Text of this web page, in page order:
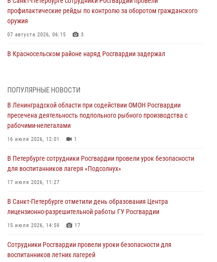
профилактические рейды по контролю за оборотом гражданского
оружия
07 августа 2026, 06:15 3
В Красносельском районе наряд Росгвардии задержал
06 августа 2026, 13:39 1
В Центральном районе росгвардейцы оперативно задержали
хулигана, стрелявшего из пускового устройства рядом с жилыми
домами
06 августа 2026, 11:36
Сотрудники и военнослужащие Росгвардии обеспечили
правопорядок при проведении матча "Зенит" - "Балтика"
06 августа 2026, 07:30
В Выборгском районе наряд Росгвардии обнаружил
разыскиваемый преступный автотранспорт
05 августа 2026, 12:25 2
Петербургские росгвардейцы обнаружили объявленный в розыск
автомобиль, ранее использовавшийся при совершении кражи в
ПОПУЛЯРНЫЕ НОВОСТИ
В Ленинградской области при содействии ОМОН Росгвардии
пресечена деятельность подпольного рыбного производства с
рабочими-нелегалами
16 июля 2026, 12:01 1
В Петербурге сотрудники Росгвардии провели урок безопасности
для воспитанников лагеря «Подсолнух»
17 июля 2026, 11:27
В Санкт-Петербурге отметили день образования Центра
лицензионно-разрешительной работы ГУ Росгвардии
15 июля 2026, 14:59 17
Сотрудники Росгвардии провели уроки безопасности для
воспитанников летних лагерей